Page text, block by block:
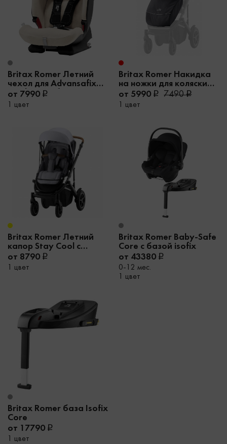
Britax Romer Летний
чехол для Advansafix
Pro | Evolvafix
от 7990
1 цвет
Britax Romer Накидка
на ножки для коляски
Smile III
от 5990 7490
1 цвет
Britax Romer Летний
капор Stay Cool с
москитной сеткой для
Smile III
от 8790
1 цвет
Britax Romer Baby-Safe
Core с базой isofix
от 43380
0-12 мес.
1 цвет
Britax Romer база Isofix
Core
от 17790
1 цвет